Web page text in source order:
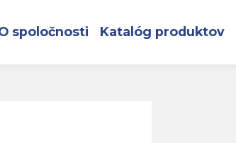
spoločnosti Katalóg produktov